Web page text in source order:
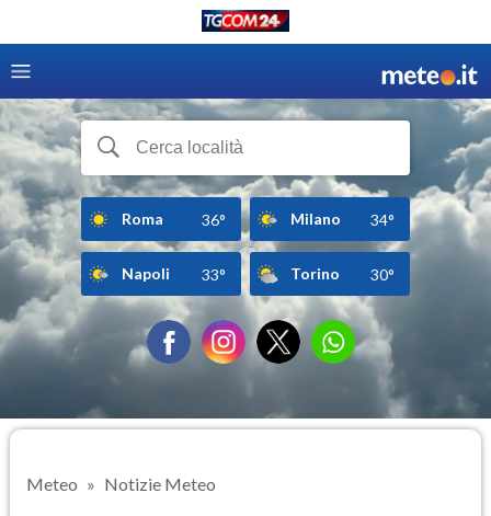
Roma 36° Milano 34°
Napoli 33° Torino 30°
Meteo Notizie Meteo